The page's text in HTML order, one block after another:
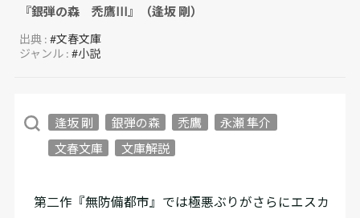
『銀弾の森 禿鷹III』（逢坂 剛）
出典 :#文春文庫
ジャンル :#小説
逢坂 剛 銀弾の森 禿鷹
永瀬 隼介
文春文庫
文庫解説
第二作『無防備都市』では極悪ぶりがさらにエスカ